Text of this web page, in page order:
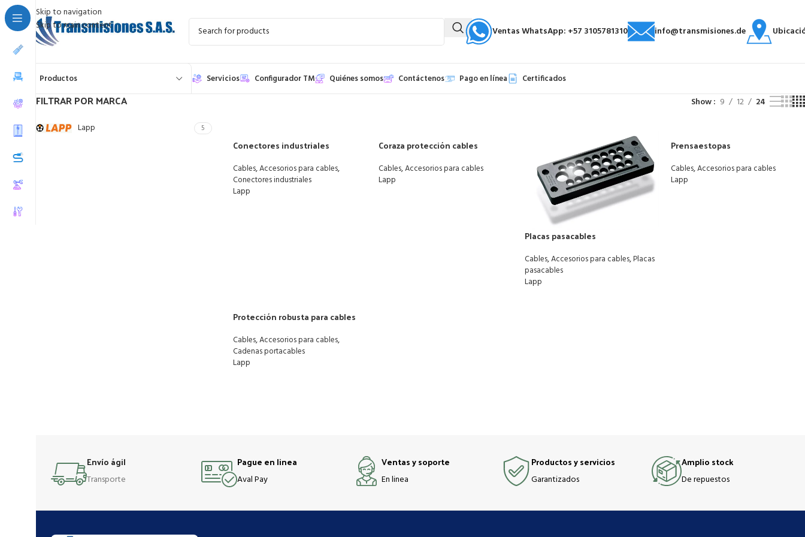
Skip to navigation
Skip to main content
Ventas WhatsApp: +57 3105781310 info@transmisiones.de
Productos Servicios Configurador TM Quiénes somos Contáctenos Pago en línea Certificados
FILTRAR POR MARCA
Lapp 5
Show 9 12 24
Conectores industriales
Cables,Accesorios para cables,
Conectores industriales
Lapp
Coraza protección cables
Cables,Accesorios para cables
Lapp
Placas pasacables
Cables,Accesorios para cables,Placas
pasacables
Lapp
Prensaestopas
Cables,Accesorios para cables
Lapp
Protección robusta para cables
Cables,Accesorios para cables,
Cadenas portacables
Lapp
Envío ágil
Transporte
Pague en linea
Aval Pay
Ventas y soporte
En linea
Productos y servicios
Garantizados
Amplio stock
De repuestos